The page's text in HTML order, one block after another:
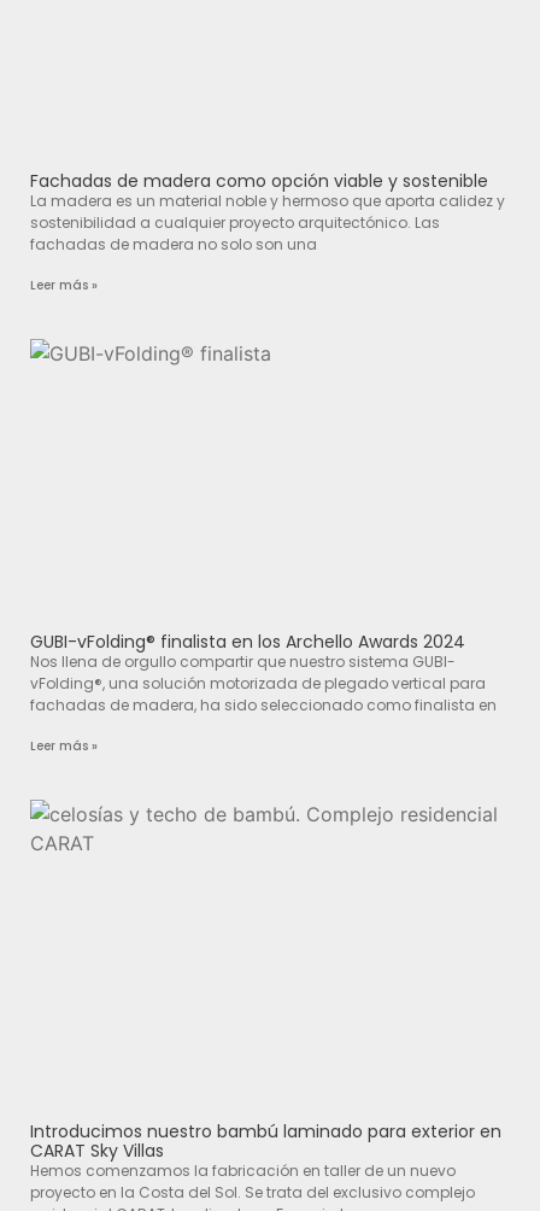
Fachadas de madera como opción viable y sostenible
La madera es un material noble y hermoso que aporta calidez y
sostenibilidad a cualquier proyecto arquitectónico. Las
fachadas de madera no solo son una
Leer más »
GUBI-vFolding® finalista en los Archello Awards 2024
Nos llena de orgullo compartir que nuestro sistema GUBI-
vFolding®, una solución motorizada de plegado vertical para
fachadas de madera, ha sido seleccionado como finalista en
Leer más »
Introducimos nuestro bambú laminado para exterior en
CARAT Sky Villas
Hemos comenzamos la fabricación en taller de un nuevo
proyecto en la Costa del Sol. Se trata del exclusivo complejo